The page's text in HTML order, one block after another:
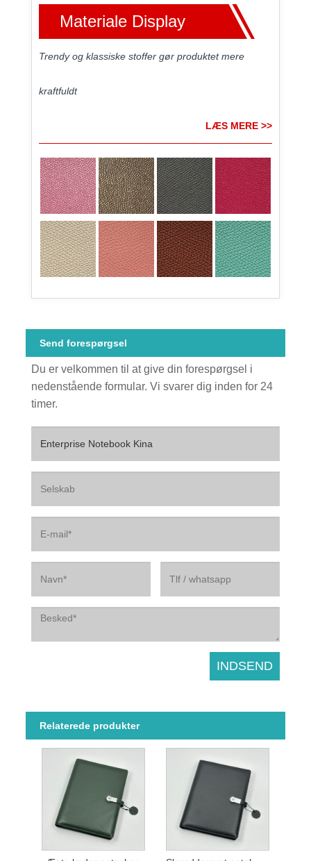
Materiale Display
Trendy og klassiske stoffer gør produktet mere
kraftfuldt
LÆS MERE >>
Send forespørgsel
Du er velkommen til at give din forespørgsel i
nedenstående formular. Vi svarer dig inden for 24
timer.
Relaterede produkter